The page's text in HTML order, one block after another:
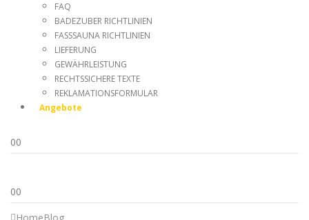
FAQ
BADEZUBER RICHTLINIEN
FASSSAUNA RICHTLINIEN
LIEFERUNG
GEWÄHRLEISTUNG
RECHTSSICHERE TEXTE
REKLAMATIONSFORMULAR
Angebote
00
00